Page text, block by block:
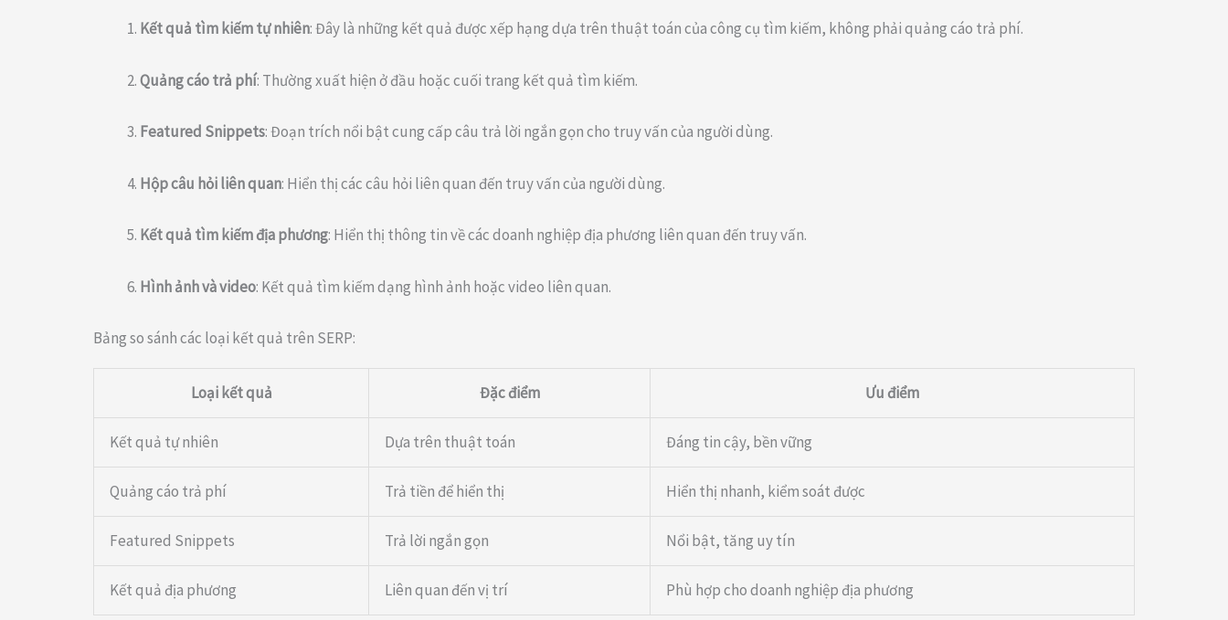
Kết quả tìm kiếm tự nhiên: Đây là những kết quả được xếp hạng dựa trên thuật toán của công cụ tìm kiếm, không phải quảng cáo trả phí.
Quảng cáo trả phí: Thường xuất hiện ở đầu hoặc cuối trang kết quả tìm kiếm.
Featured Snippets: Đoạn trích nổi bật cung cấp câu trả lời ngắn gọn cho truy vấn của người dùng.
Hộp câu hỏi liên quan: Hiển thị các câu hỏi liên quan đến truy vấn của người dùng.
Kết quả tìm kiếm địa phương: Hiển thị thông tin về các doanh nghiệp địa phương liên quan đến truy vấn.
Hình ảnh và video: Kết quả tìm kiếm dạng hình ảnh hoặc video liên quan.
Bảng so sánh các loại kết quả trên SERP:
Loại kết quả Đặc điểm Ưu điểm
Kết quả tự nhiên Dựa trên thuật toán Đáng tin cậy, bền vững
Quảng cáo trả phí Trả tiền để hiển thị Hiển thị nhanh, kiểm soát được
Featured Snippets Trả lời ngắn gọn Nổi bật, tăng uy tín
Kết quả địa phương Liên quan đến vị trí Phù hợp cho doanh nghiệp địa phương